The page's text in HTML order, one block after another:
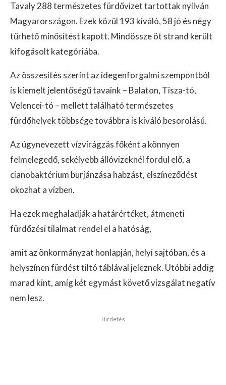
Tavaly 288 természetes fürdővizet tartottak nyilván
Magyarországon. Ezek közül 193 kiváló, 58 jó és négy
tűrhető minősítést kapott. Mindössze öt strand került
kifogásolt kategóriába.
Az összesítés szerint az idegenforgalmi szempontból
is kiemelt jelentőségű tavaink – Balaton, Tisza-tó,
Velencei-tó – mellett található természetes
fürdőhelyek többsége továbbra is kiváló besorolású.
Az úgynevezett vízvirágzás főként a könnyen
felmelegedő, sekélyebb állóvizeknél fordul elő, a
cianobaktérium burjánzása habzást, elszíneződést
okozhat a vízben.
Ha ezek meghaladják a határértéket, átmeneti
fürdőzési tilalmat rendel el a hatóság,
amit az önkormányzat honlapján, helyi sajtóban, és a
helyszínen fürdést tiltó táblával jeleznek. Utóbbi addig
marad kint, amíg két egymást követő vizsgálat negatív
nem lesz.
Hirdetés